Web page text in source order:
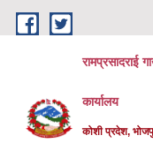
Skip to main content
रामप्रसादराई
कार्यालय
कोशी प्रदेश,